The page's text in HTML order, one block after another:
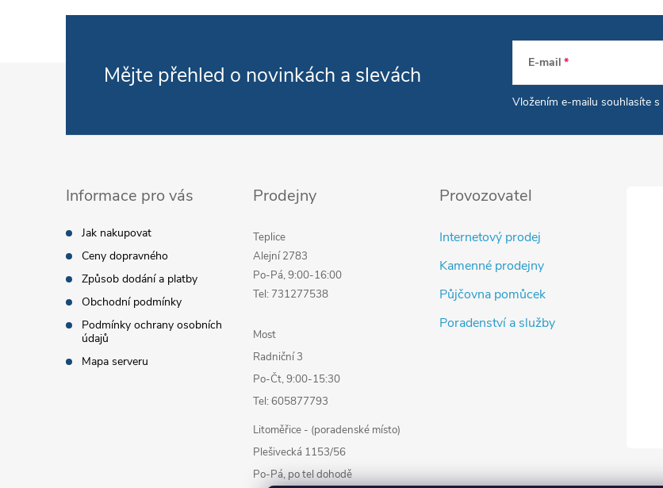
Mějte přehled o novinkách a slevách E-mail
Vložením e-mailu souhlasíte s
Informace pro vás
Jak nakupovat
Ceny dopravného
Způsob dodání a platby
Obchodní podmínky
Podmínky ochrany osobních
údajů
Mapa serveru
Prodejny
Teplice
Alejní 2783
Po-Pá, 9:00-16:00
Tel: 731277538
Most
Radniční 3
Po-Čt, 9:00-15:30
Tel: 605877793
Litoměřice - (poradenské místo)
Plešivecká 1153/56
Po-Pá, po tel dohodě
Provozovatel
Internetový prodej
Kamenné prodejny
Půjčovna pomůcek
Poradenství a služby